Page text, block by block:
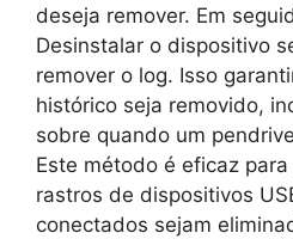
deseja remover. Em
Desinstalar o dispositivo
remover o log. Isso
histórico seja removido,
sobre quando um
Este método é eficaz
rastros de dispositivos
conectados sejam